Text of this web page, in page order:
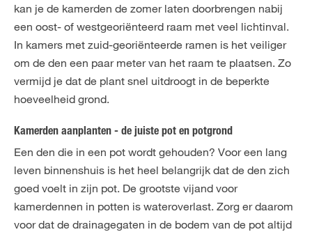
kan je de kamerden de zomer laten doorbrengen nabij
een oost- of westgeoriënteerd raam met veel lichtinval.
In kamers met zuid-georiënteerde ramen is het veiliger
om de den een paar meter van het raam te plaatsen. Zo
vermijd je dat de plant snel uitdroogt in de beperkte
hoeveelheid grond.
Kamerden aanplanten - de juiste pot en potgrond
Een den die in een pot wordt gehouden? Voor een lang
leven binnenshuis is het heel belangrijk dat de den zich
goed voelt in zijn pot. De grootste vijand voor
kamerdennen in potten is wateroverlast. Zorg er daarom
voor dat de drainagegaten in de bodem van de pot altijd